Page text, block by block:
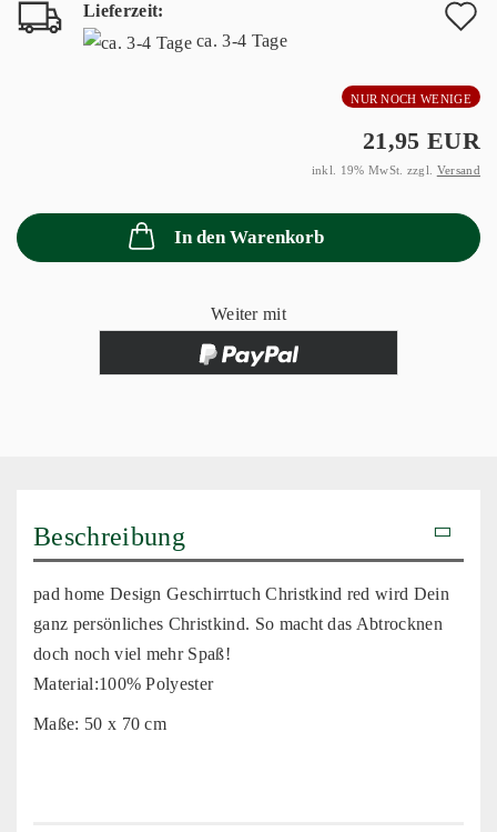
Lieferzeit:
ca. 3-4 Tage
NUR NOCH WENIGE
21,95 EUR
inkl. 19% MwSt. zzgl. Versand
In den Warenkorb
Weiter mit
Beschreibung
pad home Design Geschirrtuch Christkind red wird Dein
ganz persönliches Christkind. So macht das Abtrocknen
doch noch viel mehr Spaß!
Material:100% Polyester
Maße: 50 x 70 cm